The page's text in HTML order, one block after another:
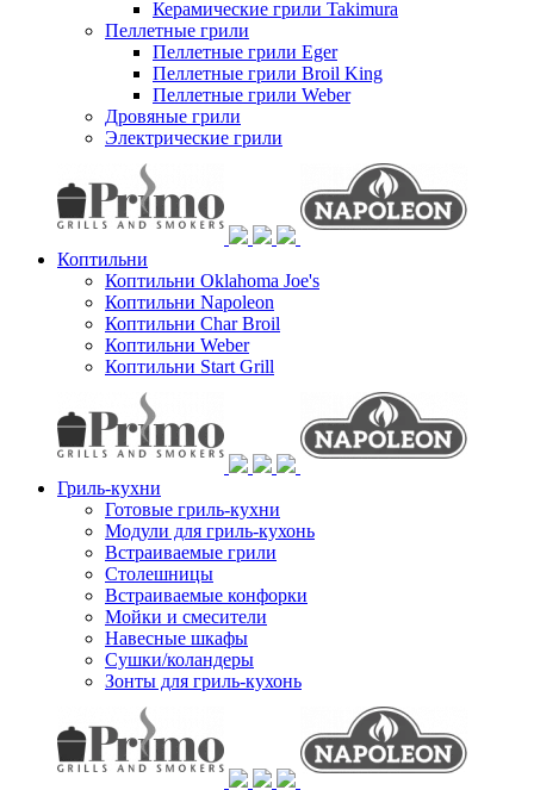
Керамические грили Takimura
Пеллетные грили
Пеллетные грили Eger
Пеллетные грили Broil King
Пеллетные грили Weber
Дровяные грили
Электрические грили
Коптильни
Коптильни Oklahoma Joe's
Коптильни Napoleon
Коптильни Char Broil
Коптильни Weber
Коптильни Start Grill
Гриль-кухни
Готовые гриль-кухни
Модули для гриль-кухонь
Встраиваемые грили
Столешницы
Встраиваемые конфорки
Мойки и смесители
Навесные шкафы
Сушки/коландеры
Зонты для гриль-кухонь